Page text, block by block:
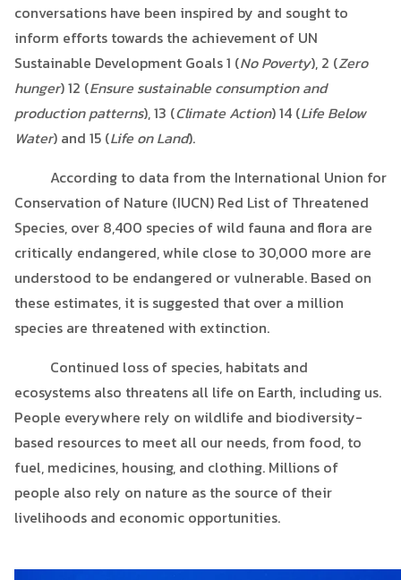
conversations have been inspired by and sought to
inform efforts towards the achievement of UN
Sustainable Development Goals 1 (No Poverty), 2 (Zero
hunger) 12 (Ensure sustainable consumption and
production patterns), 13 (Climate Action) 14 (Life Below
Water) and 15 (Life on Land).
According to data from the International Union for
Conservation of Nature (IUCN) Red List of Threatened
Species, over 8,400 species of wild fauna and flora are
critically endangered, while close to 30,000 more are
understood to be endangered or vulnerable. Based on
these estimates, it is suggested that over a million
species are threatened with extinction.
Continued loss of species, habitats and
ecosystems also threatens all life on Earth, including us.
People everywhere rely on wildlife and biodiversity-
based resources to meet all our needs, from food, to
fuel, medicines, housing, and clothing. Millions of
people also rely on nature as the source of their
livelihoods and economic opportunities.